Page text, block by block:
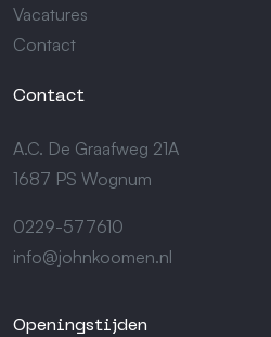
Vacatures
Contact
Contact
A.C. De Graafweg 21A
1687 PS Wognum
0229-577610
info@johnkoomen.nl
Openingstijden